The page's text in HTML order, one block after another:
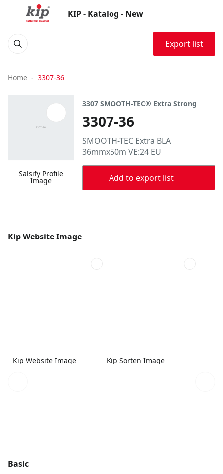
KIP - Katalog - New
Export list
Home 3307-36
Salsify Profile
Image
3307 SMOOTH-TEC® Extra Strong
3307-36
SMOOTH-TEC Extra BLA
36mmx50m VE:24 EU
Add to export list
Kip Website Image
Kip Website Image Kip Sorten Image
Basic